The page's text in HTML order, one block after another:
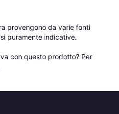
provengono da varie fonti
puramente indicative.
con questo prodotto? Per